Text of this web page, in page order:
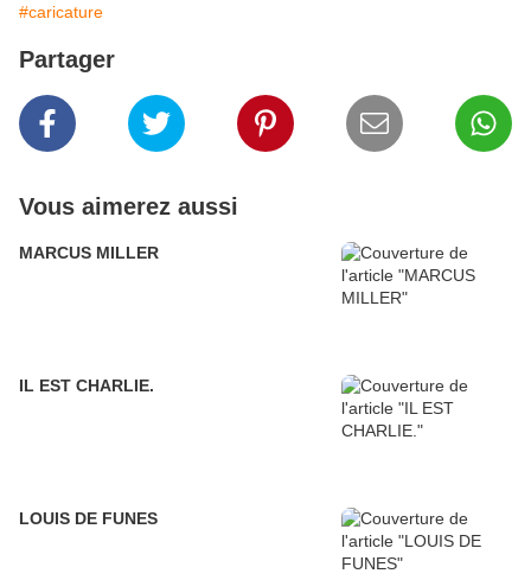
#caricature
Partager
Vous aimerez aussi
MARCUS MILLER
IL EST CHARLIE.
LOUIS DE FUNES